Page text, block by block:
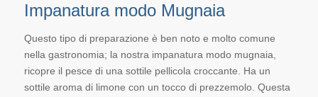
Impanatura modo Mugnaia
Questo tipo di preparazione è ben noto e molto comune
nella gastronomia; la nostra impanatura modo mugnaia,
ricopre il pesce di una sottile pellicola croccante. Ha un
sottile aroma di limone con un tocco di prezzemolo. Questa